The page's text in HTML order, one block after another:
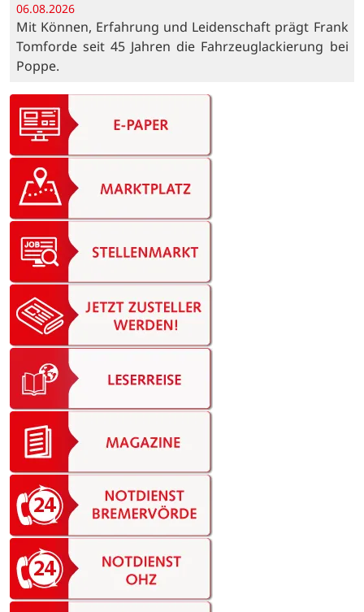
06.08.2026
Mit Können, Erfahrung und Leidenschaft prägt Frank
Tomforde seit 45 Jahren die Fahrzeuglackierung bei
Poppe.